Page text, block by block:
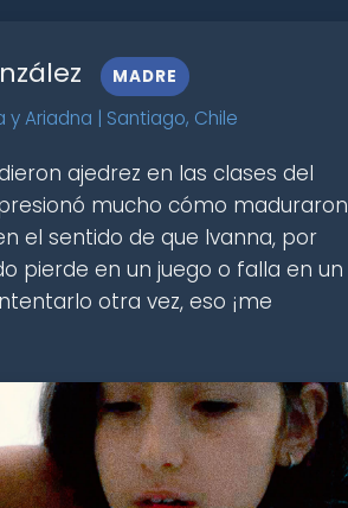
MADRE
y Ariadna | Santiago, Chile
ajedrez en las clases del
mucho cómo maduraron
el sentido de que Ivanna, por
pierde en un juego o falla en un
otra vez, eso ¡me